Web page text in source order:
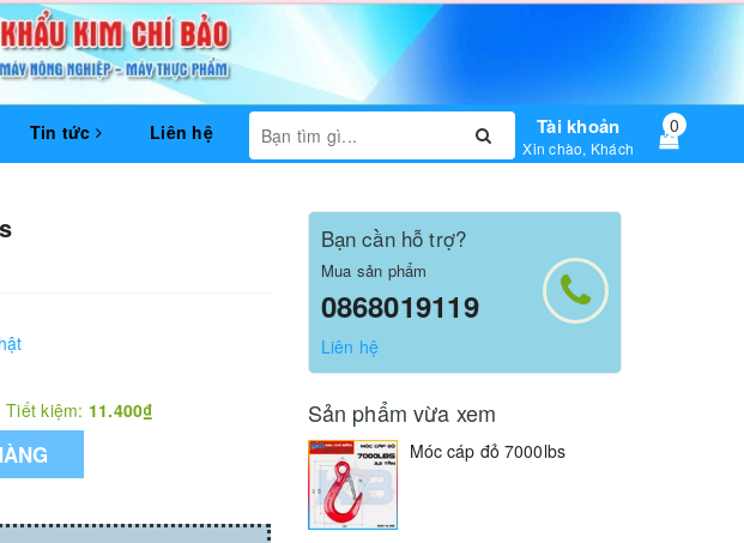
Tin tức Liên hệ Tài khoản
Xin chào, Khách
0
Tiết kiệm: 11.400₫
Bạn cần hỗ trợ?
Mua sản phẩm
0868019119
Liên hệ
Sản phẩm vừa xem
Móc cáp đỏ 7000lbs